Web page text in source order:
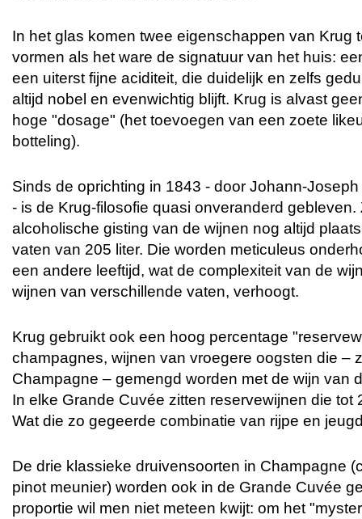
In het glas komen twee eigenschappen van Krug
vormen als het ware de signatuur van het huis:
een uiterst fijne aciditeit, die duidelijk en zelfs
altijd nobel en evenwichtig blijft. Krug is alvast
hoge "dosage" (het toevoegen van een zoete
botteling).
Sinds de oprichting in 1843 - door Johann-
- is de Krug-filosofie quasi onveranderd gebleven.
alcoholische gisting van de wijnen nog altijd
vaten van 205 liter. Die worden meticuleus
een andere leeftijd, wat de complexiteit van de
wijnen van verschillende vaten, verhoogt.
Krug gebruikt ook een hoog percentage
champagnes, wijnen van vroegere oogsten die –
Champagne – gemengd worden met de wijn van
In elke Grande Cuvée zitten reservewijnen die tot
Wat die zo gegeerde combinatie van rijpe en
De drie klassieke druivensoorten in Champagne
pinot meunier) worden ook in de Grande Cuvée
proportie wil men niet meteen kwijt: om het